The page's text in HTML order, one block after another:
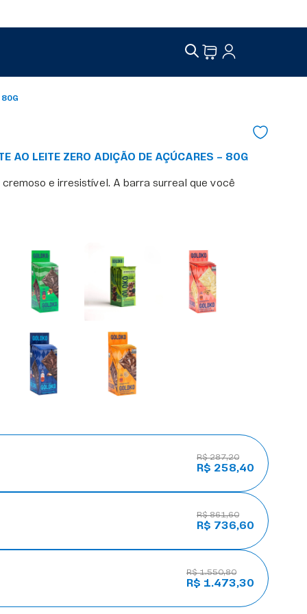
80G
AO LEITE ZERO ADIÇÃO DE AÇÚCARES – 80G
e irresistível. A barra surreal que você
R$ 287,20
R$ 258,40
R$ 861,60
R$ 736,60
R$ 1.550,80
R$ 1.473,30